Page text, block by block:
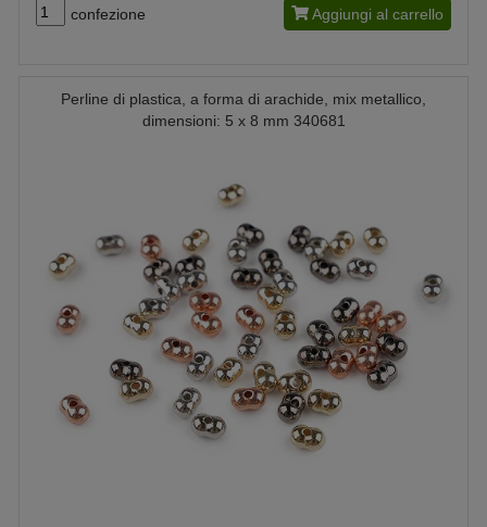
confezione Aggiungi al carrello
Perline di plastica, a forma di arachide, mix metallico,
dimensioni: 5 x 8 mm 340681